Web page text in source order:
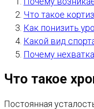
Что такое
Как понизить
Какой вид
Почему
Что такое
Постоянная